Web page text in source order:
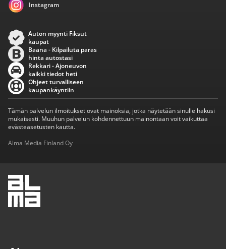
Instagram
Auton myynti Fiksut
kaupat
Baana - Kilpailuta paras
hinta autostasi
Rekkari - Ajoneuvon
kaikki tiedot heti
Ohjeet turvalliseen
kaupankäyntiin
Tämän palvelun ilmoitukset ovat mainoksia, jotka näytetään sinulle hakusi
mukaisesti. Muuhun palvelun kohdennettuun mainontaan voit vaikuttaa
evästeasetusten kautta.
Alma Media Finland Oy